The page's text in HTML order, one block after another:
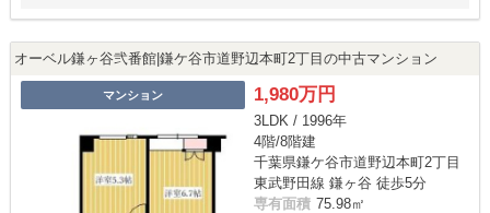
オーベル鎌ヶ谷弐番館|鎌ケ谷市道野辺本町2丁目の中古マンション
マンション 1,980万円
3LDK / 1996年
4階/8階建
千葉県鎌ケ谷市道野辺本町2丁目
東武野田線 鎌ヶ谷 徒歩5分
専有面積 75.98㎡